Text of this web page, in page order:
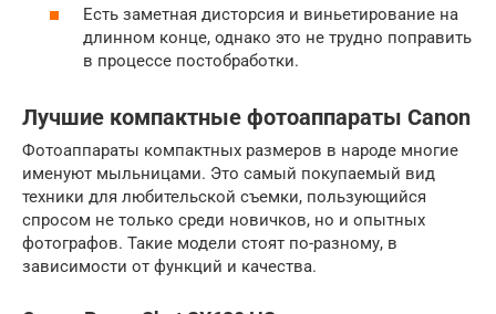
Есть заметная дисторсия и виньетирование на
длинном конце, однако это не трудно поправить
в процессе постобработки.
Лучшие компактные фотоаппараты Canon
Фотоаппараты компактных размеров в народе многие
именуют мыльницами. Это самый покупаемый вид
техники для любительской съемки, пользующийся
спросом не только среди новичков, но и опытных
фотографов. Такие модели стоят по-разному, в
зависимости от функций и качества.